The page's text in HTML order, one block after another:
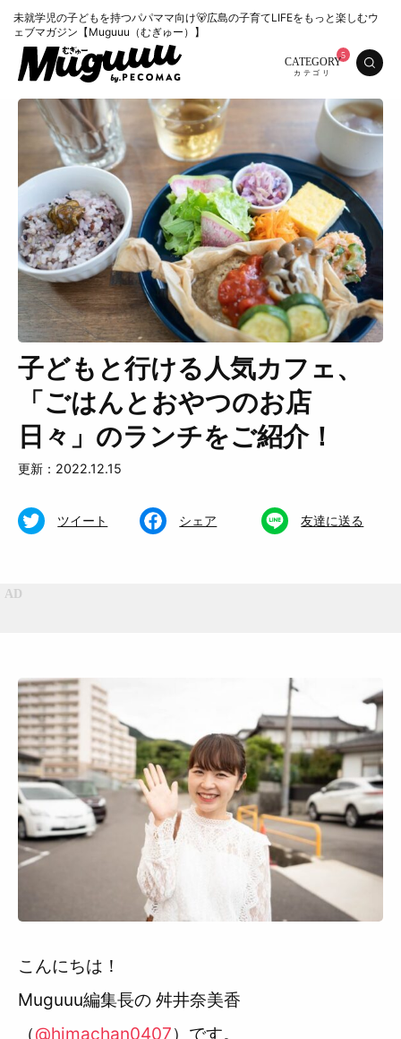
未就学児の子どもを持つパパママ向け🐻広島の子育てLIFEをもっと楽しむウ
ェブマガジン【Muguuu（むぎゅー）】
CATEGORY
特集 くらし
Muguuuとは 運営会社
広告掲載について プライバシーポリシー
インフォマティブデータポリシ
ー
お問合せ
利用規約
子どもと行ける人気カフェ、
「ごはんとおやつのお店
日々」のランチをご紹介！
更新：2022.12.15
ツイート シェア 友達に送る
こんにちは！
Muguuu編集長の 舛井奈美香
（@himachan0407）です。